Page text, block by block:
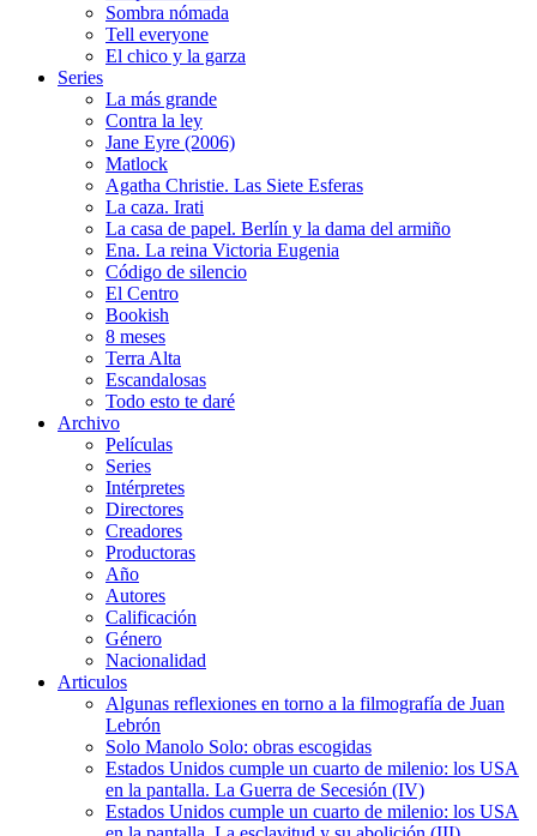
Sombra nómada
Tell everyone
El chico y la garza
Series
La más grande
Contra la ley
Jane Eyre (2006)
Matlock
Agatha Christie. Las Siete Esferas
La caza. Irati
La casa de papel. Berlín y la dama del armiño
Ena. La reina Victoria Eugenia
Código de silencio
El Centro
Bookish
8 meses
Terra Alta
Escandalosas
Todo esto te daré
Archivo
Películas
Series
Intérpretes
Directores
Creadores
Productoras
Año
Autores
Calificación
Género
Nacionalidad
Articulos
Algunas reflexiones en torno a la filmografía de Juan
Lebrón
Solo Manolo Solo: obras escogidas
Estados Unidos cumple un cuarto de milenio: los USA
en la pantalla. La Guerra de Secesión (IV)
Estados Unidos cumple un cuarto de milenio: los USA